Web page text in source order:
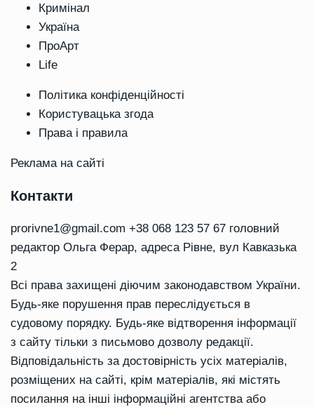
Кримінал
Україна
ПроАрт
Life
Політика конфіденційності
Користувацька згода
Права і правила
Реклама на сайті
Контакти
prorivne1@gmail.com +38 068 123 57 67 головний
редактор Ольга Ферар, адреса Рівне, вул Кавказька
2
Всі права захищені діючим законодавством України.
Будь-яке порушення прав переслідується в
судовому порядку. Будь-яке відтворення інформації
з сайту тільки з письмово дозволу редакції.
Відповідальність за достовірність усіх матеріалів,
розміщених на сайті, крім матеріалів, які містять
посилання на інші інформаційні агентства або